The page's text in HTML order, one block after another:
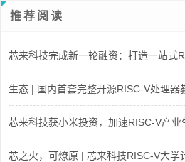
推荐阅读
芯来科技完成新一轮融资：打造一站式
生态 | 国内首套完整开源RISC-V处理器
芯来科技获小米投资，加速RISC-V产业
芯之火，可燎原 | 芯来科技RISC-V大学